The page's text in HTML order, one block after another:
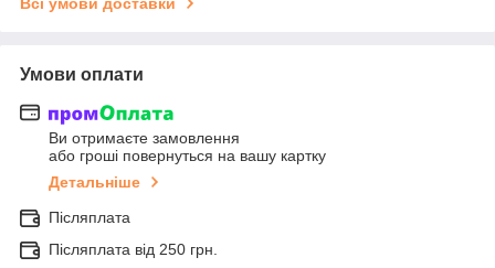
Умови оплати
Ви отримаєте замовлення
або гроші повернуться на вашу картку
Детальніше
Післяплата
Післяплата від 250 грн.